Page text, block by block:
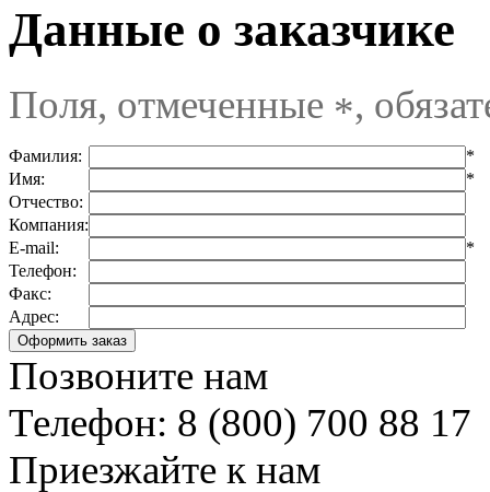
Данные о заказчике
Поля, отмеченные *,
Фамилия:
*
Имя:
*
Отчество:
Компания:
E-mail:
*
Телефон:
Факс:
Адрес:
Позвоните нам
Телефон: 8 (800) 700 88 17
Приезжайте к нам